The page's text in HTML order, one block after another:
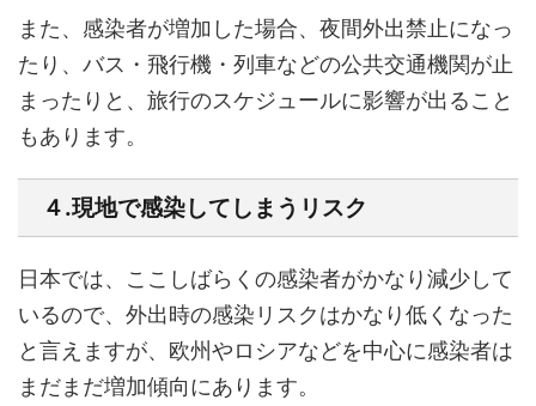
また、感染者が増加した場合、夜間外出禁止になっ
たり、バス・飛行機・列車などの公共交通機関が止
まったりと、旅行のスケジュールに影響が出ること
もあります。
４.現地で感染してしまうリスク
日本では、ここしばらくの感染者がかなり減少して
いるので、外出時の感染リスクはかなり低くなった
と言えますが、欧州やロシアなどを中心に感染者は
まだまだ増加傾向にあります。